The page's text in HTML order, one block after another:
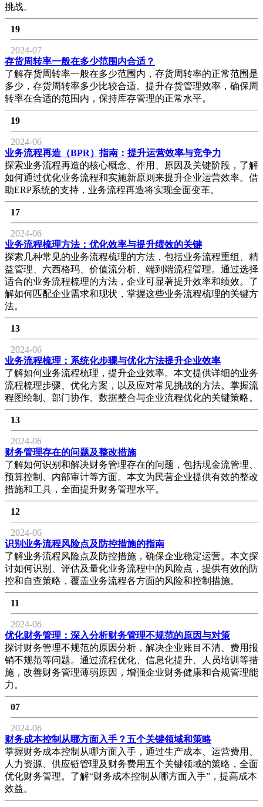
挑战。
19
2024-07
存货周转率一般在多少范围内合适？
了解存货周转率一般在多少范围内，存货周转率的正常范围是
多少，存货周转率多少比较合适。提升存货管理效率，确保周
转率在合适的范围内，保持库存管理的正常水平。
19
2024-06
业务流程再造（BPR）指南：提升运营效率与竞争力
探索业务流程再造的核心概念、作用、原因及关键阶段，了解
如何通过优化业务流程和实施新原则来提升企业运营效率。借
助ERP系统的支持，业务流程再造将实现全面变革。
17
2024-06
业务流程梳理方法：优化效率与提升绩效的关键
探索几种常见的业务流程梳理的方法，包括业务流程重组、精
益管理、六西格玛、价值流分析、端到端流程管理。通过选择
适合的业务流程梳理的方法，企业可显著提升效率和绩效。了
解如何匹配企业需求和现状，掌握这些业务流程梳理的关键方
法。
13
2024-06
业务流程梳理：系统化步骤与优化方法提升企业效率
了解如何业务流程梳理，提升企业效率。本文提供详细的业务
流程梳理步骤、优化方案，以及应对常见挑战的方法。掌握流
程图绘制、部门协作、数据整合与企业流程优化的关键策略。
13
2024-06
财务管理存在的问题及整改措施
了解如何识别和解决财务管理存在的问题，包括现金流管理、
预算控制、内部审计等方面。本文为民营企业提供有效的整改
措施和工具，全面提升财务管理水平。
12
2024-06
识别业务流程风险点及防控措施的指南
了解业务流程风险点及防控措施，确保企业稳定运营。本文探
讨如何识别、评估及量化业务流程中的风险点，提供有效的防
控和自查策略，覆盖业务流程各方面的风险和控制措施。
11
2024-06
优化财务管理：深入分析财务管理不规范的原因与对策
探讨财务管理不规范的原因分析，解决企业账目不清、费用报
销不规范等问题。通过流程优化、信息化提升、人员培训等措
施，改善财务管理薄弱原因，增强企业财务健康和合规管理能
力。
07
2024-06
财务成本控制从哪方面入手？五个关键领域和策略
掌握财务成本控制从哪方面入手，通过生产成本、运营费用、
人力资源、供应链管理及财务费用五个关键领域的策略，全面
优化财务管理。了解“财务成本控制从哪方面入手”，提高成本
效益。